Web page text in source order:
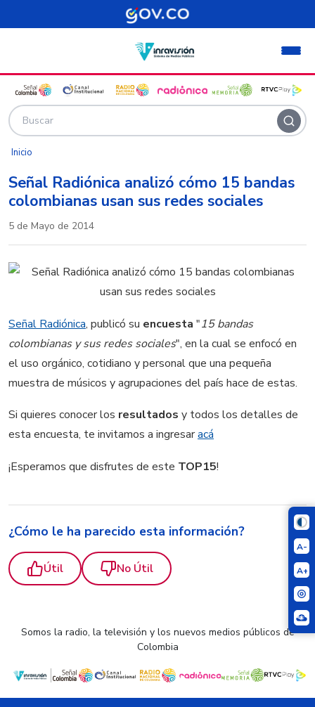
Pasar al contenido principal
A-
A+
Inicio
Señal Radiónica analizó cómo 15 bandas
colombianas usan sus redes sociales
5 de Mayo de 2014
Señal Radiónica, publicó su encuesta "15 bandas
colombianas y sus redes sociales", en la cual se enfocó en
el uso orgánico, cotidiano y personal que una pequeña
muestra de músicos y agrupaciones del país hace de estas.
Si quieres conocer los resultados y todos los detalles de
esta encuesta, te invitamos a ingresaracá
¡Esperamos que disfrutes de este TOP15!
¿Cómo le ha parecido esta información?
Útil No Útil
Somos la radio, la televisión y los nuevos medios públicos de
Colombia